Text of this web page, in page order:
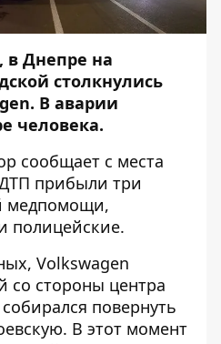
в Днепре на
столкнулись
В аварии
человека.
сообщает с места
прибыли три
медпомощи,
полицейские.
Volkswagen
со стороны центра
повернуть
В этот момент